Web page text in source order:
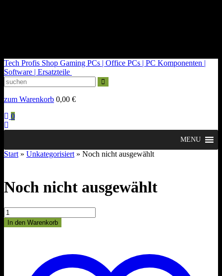
Tech Profis Shop Gaming PCs | Office PCs | PC Komponenten |
Software | Ersatzteile
zum Warenkorb 0,00 €
0
MENU
Start » Unkategorisiert » Noch nicht ausgewählt
Noch nicht ausgewählt
Noch
nicht
ausgewählt
In den Warenkorb